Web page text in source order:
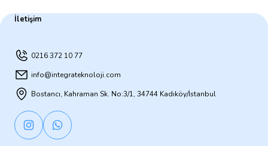
İletişim
0216 372 10 77
info@integrateknoloji.com
Bostancı, Kahraman Sk. No:3/1, 34744 Kadıköy/İstanbul